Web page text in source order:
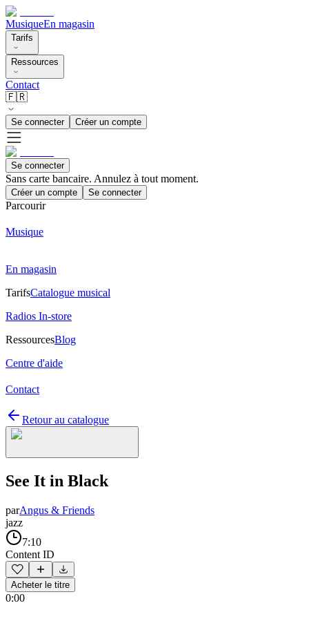
MusiqueEn magasin
Tarifs
Ressources
Contact
🇫🇷
Se connecter Créer un compte
Se connecter
Sans carte bancaire. Annulez à tout moment.
Créer un compte Se connecter
Parcourir
Musique
En magasin
TarifsCatalogue musical
Radios In-store
RessourcesBlog
Centre d'aide
Contact
Retour au catalogue
See It in Black
parAngus & Friends
jazz
7:10
Content ID
Acheter le titre
0:00